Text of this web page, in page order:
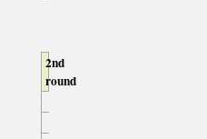
2nd
round